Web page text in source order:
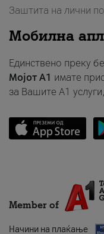
Заштита на лични
Мобилна
Единствено преку
Мојот A1 имате
за Вашите A1
Member of
Начини на плаќање